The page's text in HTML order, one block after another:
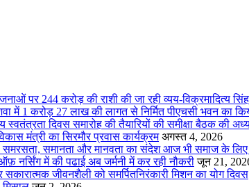
पर 244 करोड़ की राशी की जा रही व्यय-विक्रमादित्य सिंह
में 1 करोड़ 27 लाख की लागत से निर्मित पीएचसी भवन का
स्वतंत्रता दिवस समारोह की तैयारियों की समीक्षा बैठक की
मंत्री का सिरमौर प्रवास कार्यक्रम अगस्त 4, 2026
समानता और मानवता का संदेश आज भी समाज के लिए
नर्सिंग में की पढाई अब जर्मनी में कर रही नौकरी जून 21,
जीवनशैली को समर्पितनिरंकारी मिशन का योग दिवस